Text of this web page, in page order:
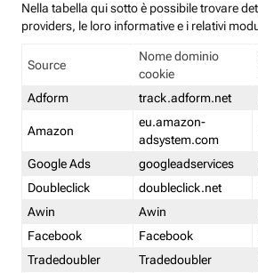
Nella tabella qui sotto è possibile trovare
providers, le loro informative e i relativi
Source
Nome dominio
cookie
Adform track.adform.net
Amazon
eu.amazon-
adsystem.com
Google Ads googleadservices
Doubleclick
doubleclick.net
Awin
Awin
Facebook
Facebook
Tradedoubler
Tradedoubler